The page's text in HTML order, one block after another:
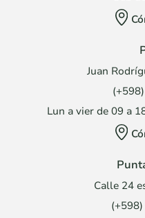
Juan
Lun a vier de 09 a
Calle 24